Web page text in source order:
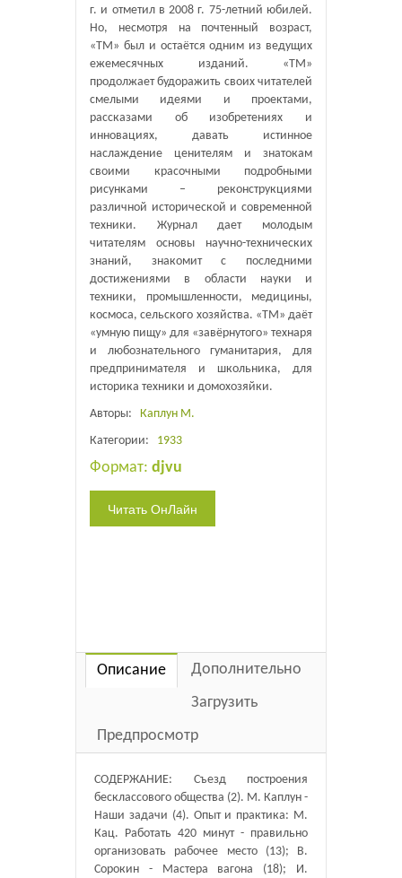
г. и отметил в 2008 г. 75-летний юбилей.
Но, несмотря на почтенный возраст,
«ТМ» был и остаётся одним из ведущих
ежемесячных изданий. «ТМ»
продолжает будоражить своих читателей
смелыми идеями и проектами,
рассказами об изобретениях и
инновациях, давать истинное
наслаждение ценителям и знатокам
своими красочными подробными
рисунками – реконструкциями
различной исторической и современной
техники. Журнал дает молодым
читателям основы научно-технических
знаний, знакомит с последними
достижениями в области науки и
техники, промышленности, медицины,
космоса, сельского хозяйства. «ТМ» даёт
«умную пищу» для «завёрнутого» технаря
и любознательного гуманитария, для
предпринимателя и школьника, для
историка техники и домохозяйки.
Авторы: Каплун М.
Категории: 1933
Формат: djvu
Описание
Дополнительно
Загрузить
Предпросмотр
СОДЕРЖАНИЕ: Съезд построения
бесклассового общества (2). М. Каплун -
Наши задачи (4). Опыт и практика: М.
Кац. Работать 420 минут - правильно
организовать рабочее место (13); В.
Сорокин - Мастера вагона (18); И.